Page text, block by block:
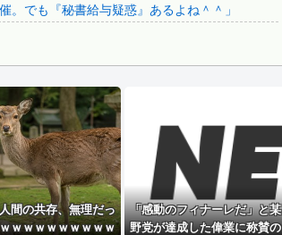
by livedoor 相互RSS
。でも『秘書給与疑惑』あるよね＾＾」
間の共存、無理だっ
ｗｗｗｗｗｗｗｗｗ
「感動のフィナーレだ」と某
野党が達成した偉業に称賛の